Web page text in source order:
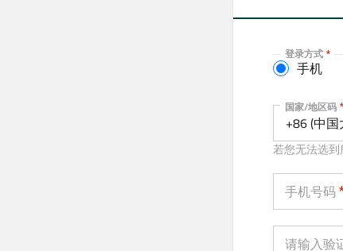
登录方式
手机
手机
国家/地区码
+86 (中国
若您无法选到
手机号码
请输入验